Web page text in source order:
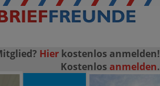
Hier kostenlos anmelden!
Kostenlos anmelden.